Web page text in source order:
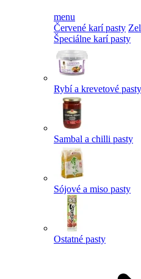
menu
Červené karí pasty
Špeciálne karí pasty
Rybí a krevetové pasty
Sambal a chilli pasty
Sójové a miso pasty
Ostatné pasty